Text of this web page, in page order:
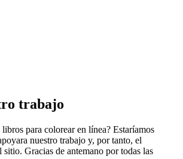
trabajo
libros para colorear en línea? Estaríamos
nuestro trabajo y, por tanto, el
Gracias de antemano por todas las